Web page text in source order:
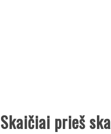
Skaičiai prieš